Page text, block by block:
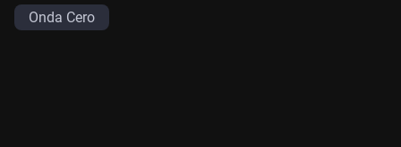
Onda Cero